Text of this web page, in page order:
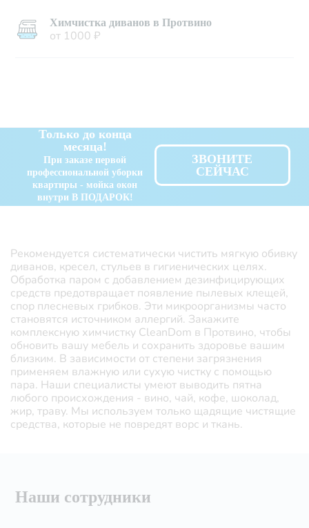
Химчистка диванов в Протвино
от 1000 ₽
Только до конца
месяца!
При заказе первой
профессиональной уборки
квартиры - мойка окон
внутри В ПОДАРОК!
ЗВОНИТЕ
СЕЙЧАС
Рекомендуется систематически чистить мягкую обивку
диванов, кресел, стульев в гигиенических целях.
Обработка паром с добавлением дезинфицирующих
средств предотвращает появление пылевых клещей,
спор плесневых грибков. Эти микроорганизмы часто
становятся источником аллергий. Закажите
комплексную химчистку CleanDom в Протвино, чтобы
обновить вашу мебель и сохранить здоровье вашим
близким. В зависимости от степени загрязнения
применяем влажную или сухую чистку с помощью
пара. Наши специалисты умеют выводить пятна
любого происхождения - вино, чай, кофе, шоколад,
жир, траву. Мы используем только щадящие чистящие
средства, которые не повредят ворс и ткань.
Наши сотрудники